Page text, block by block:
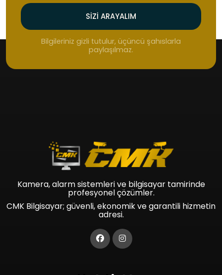
SIZI ARAYALIM
Bilgileriniz gizli tutulur, üçüncü şahıslarla
paylaşılmaz.
Kamera, alarm sistemleri ve bilgisayar tamirinde
profesyonel çözümler.
CMK Bilgisayar; güvenli, ekonomik ve garantili hizmetin
adresi.